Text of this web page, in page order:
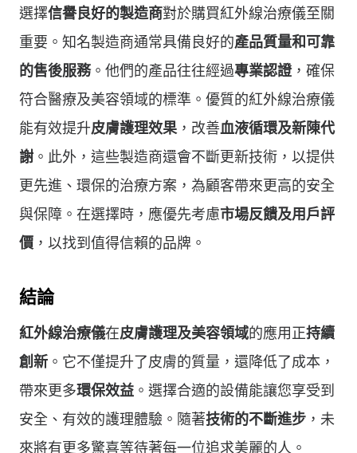
選擇信譽良好的製造商對於購買紅外線治療儀至關
重要。知名製造商通常具備良好的產品質量和可靠
的售後服務。他們的產品往往經過專業認證，確保
符合醫療及美容領域的標準。優質的紅外線治療儀
能有效提升皮膚護理效果 ，改善血液循環及新陳代
謝 。此外，這些製造商還會不斷更新技術，以提供
更先進、環保的治療方案，為顧客帶來更高的安全
與保障。在選擇時，應優先考慮市場反饋及用戶評
價 ，以找到值得信賴的品牌。
結論
紅外線治療儀在皮膚護理及美容領域的應用正持續
創新 。它不僅提升了皮膚的質量，還降低了成本，
帶來更多環保效益 。選擇合適的設備能讓您享受到
安全、有效的護理體驗。隨著技術的不斷進步 ，未
來將有更多驚喜等待著每一位追求美麗的人。